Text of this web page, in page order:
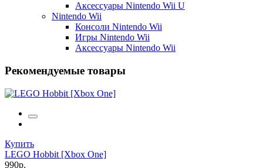
Аксессуары Nintendo Wii U
Nintendo Wii
Консоли Nintendo Wii
Игры Nintendo Wii
Аксессуары Nintendo Wii
Рекомендуемые товары
Купить
LEGO Hobbit [Xbox One]
990р.